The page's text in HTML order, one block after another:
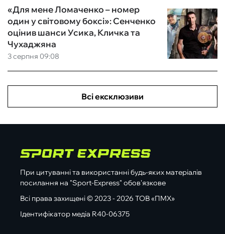
3 серпня 09:08
«Для мене Ломаченко – номер
один у світовому боксі»: Сенченко
оцінив шанси Усика, Кличка та
Чухаджяна
Всі ексклюзиви
При цитуванні та використанні будь-яких матеріалів
посилання на "Sport-Express" обов'язкове
Всі права захищені © 2023 - 2026 ТОВ «ПМХ»
Ідентифікатор медіа R40-06375